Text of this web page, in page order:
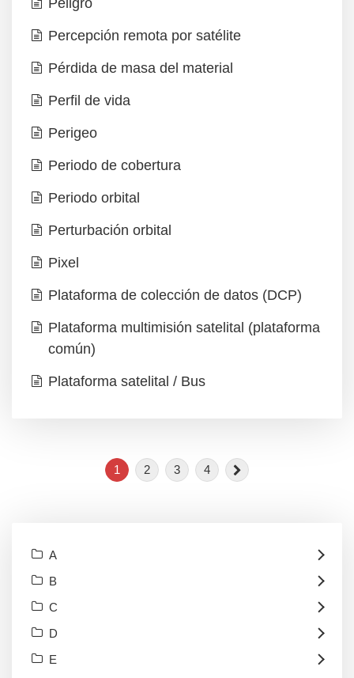
Peligro
Percepción remota por satélite
Pérdida de masa del material
Perfil de vida
Perigeo
Periodo de cobertura
Periodo orbital
Perturbación orbital
Pixel
Plataforma de colección de datos (DCP)
Plataforma multimisión satelital (plataforma
común)
Plataforma satelital / Bus
1 2 3 4
A
B
C
D
E